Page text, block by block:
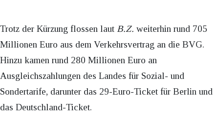
Trotz der Kürzung flossen laut B.Z. weiterhin rund 705
Millionen Euro aus dem Verkehrsvertrag an die BVG.
Hinzu kamen rund 280 Millionen Euro an
Ausgleichszahlungen des Landes für Sozial- und
Sondertarife, darunter das 29-Euro-Ticket für Berlin und
das Deutschland-Ticket.